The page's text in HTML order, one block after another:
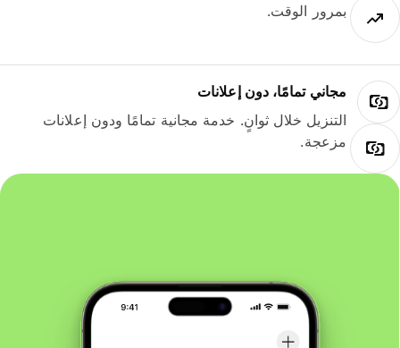
بمرور الوقت.
مجاني تمامًا، دون إعلانات
التنزيل خلال ثوانٍ. خدمة مجانية تمامًا ودون إعلانات
مزعجة.